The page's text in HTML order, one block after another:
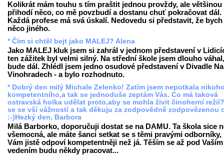
Kolikrát mám touhu s tím praštit jednou provždy, ale většinou
přihodí něco, co mě povzbudí a dostanu chuť pokračovat dál.
Každá profese má svá úskalí. Nedovedu si představit, že
něco jiného.
* Čím si chtěl bejt jako MALEJ? Alena
Jako MALEJ kluk jsem si zahrál v jednom představení v
ten zážitek byl velmi silný. Na střední škole jsem dlouho
bude dál. Zhlédl jsem jedno osudové představení v Divadle Na
Vinohradech - a bylo rozhodnuto.
* Dobrý den milý Michale Zelenko! Zatím jsem nepotkala
kompetentního,a tak se jednoduše zeptám Vás. Co má taková
ostravská holka udělat proto,aby se mohla živit činoherní
se se vší vážností a tak děkuju za zodpovědně zodpovězenou
:-)Hezký den, Barbora
Milá Barborko, doporučuji dostat se na DAMU. Ta škola sice
všemocná, ale máte šanci setkat se s těmi pravými odborníky,
Vám jistě odpoví kompetentněji než já. Těším se až pod Vaším
vedením budu někdy pracovat...